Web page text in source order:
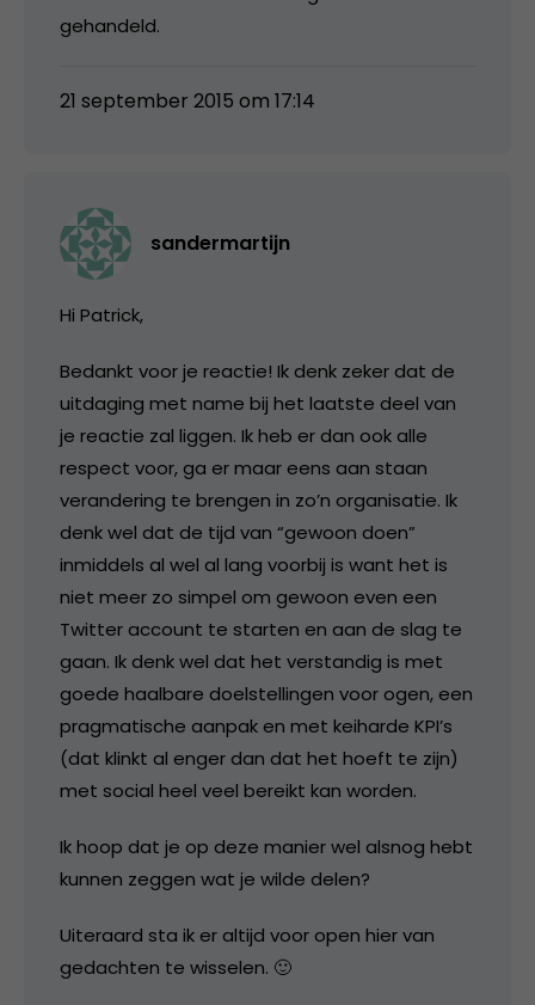
gehandeld.
21 september 2015 om 17:14
sandermartijn
Hi Patrick,
Bedankt voor je reactie! Ik denk zeker dat de
uitdaging met name bij het laatste deel van
je reactie zal liggen. Ik heb er dan ook alle
respect voor, ga er maar eens aan staan
verandering te brengen in zo’n organisatie. Ik
denk wel dat de tijd van “gewoon doen”
inmiddels al wel al lang voorbij is want het is
niet meer zo simpel om gewoon even een
Twitter account te starten en aan de slag te
gaan. Ik denk wel dat het verstandig is met
goede haalbare doelstellingen voor ogen, een
pragmatische aanpak en met keiharde KPI’s
(dat klinkt al enger dan dat het hoeft te zijn)
met social heel veel bereikt kan worden.
Ik hoop dat je op deze manier wel alsnog hebt
kunnen zeggen wat je wilde delen?
Uiteraard sta ik er altijd voor open hier van
gedachten te wisselen. 🙂